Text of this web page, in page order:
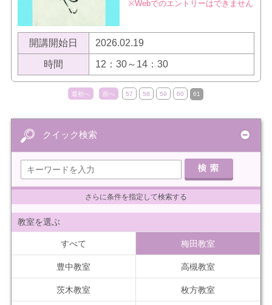
※Webでのエントリーはできません
開講開始日 2026.02.19
時間 12：30～14：30
最初へ 前へ 57 58 59 60 61
クイック検索
さらに条件を指定して検索する
教室を選ぶ
すべて 梅田教室
豊中教室 高槻教室
茨木教室 枚方教室